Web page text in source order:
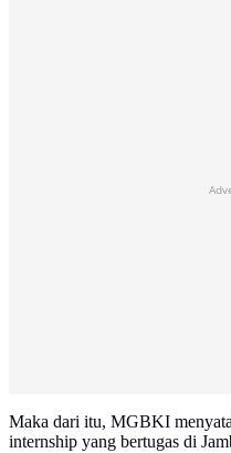
Maka dari itu, MGBKI
internship yang bertugas di